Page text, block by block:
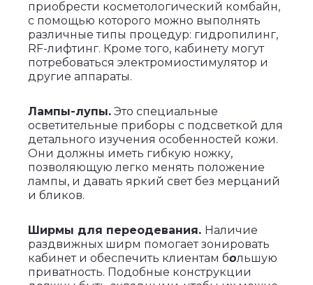
приобрести косметологический комбайн,
с помощью которого можно выполнять
различные типы процедур: гидропилинг,
RF-лифтинг. Кроме того, кабинету могут
потребоваться электромиостимулятор и
другие аппараты.
Лампы-лупы. Это специальные
осветительные приборы с подсветкой для
детального изучения особенностей кожи.
Они должны иметь гибкую ножку,
позволяющую легко менять положение
лампы, и давать яркий свет без мерцаний
и бликов.
Ширмы для переодевания. Наличие
раздвижных ширм помогает зонировать
кабинет и обеспечить клиентам большую
приватность. Подобные конструкции